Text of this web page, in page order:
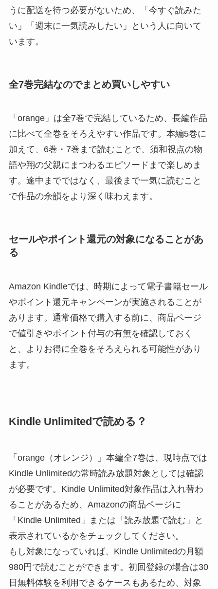
うに配送を待つ必要がないため、「今すぐ読みた
い」「週末に一気読みしたい」という人に向いて
います。
全7巻完結なのでまとめ買いしやすい
「orange」は全7巻で完結しているため、長編作品
に比べて全巻をそろえやすい作品です。本編5巻に
加えて、6巻・7巻まで読むことで、須和視点の物
語や翔の父親にまつわるエピソードまで楽しめま
す。途中までではなく、最後まで一気に読むこと
で作品の余韻をより深く味わえます。
セールやポイント還元の対象になることがあ
る
Amazon Kindleでは、時期によって電子書籍セール
やポイント還元キャンペーンが実施されることが
あります。通常価格で購入する前に、商品ページ
で値引きやポイント付与の有無を確認しておく
と、よりお得に全巻をそろえられる可能性があり
ます。
Kindle Unlimitedで読める？
「orange（オレンジ）」本編全7巻は、現時点では
Kindle Unlimitedの常時読み放題対象としては確認
が必要です。Kindle Unlimited対象作品は入れ替わ
ることがあるため、Amazonの商品ページに
「Kindle Unlimited」または「読み放題で読む」と
表示されているかをチェックしてください。
もし対象になっていれば、Kindle Unlimitedの月額
980円で読むことができます。初回登録の場合は30
日無料体験を利用できるケースもあるため、対象